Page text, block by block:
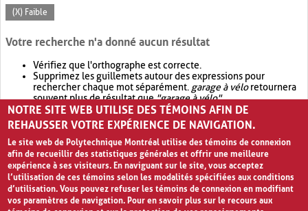
(X) Faible
Votre recherche n'a donné aucun résultat
Vérifiez que l'orthographe est correcte.
Supprimez les guillemets autour des expressions pour
rechercher chaque mot séparément. garage à véloretournera
souvent plus de résultat que"garage à vélo".
Envisagez d'élargir votre recherche avec OR.garage OR vélo
retournera souvent plus de résultat quegarage à vélo
NOTRE SITE WEB UTILISE DES TÉMOINS AFIN DE
REHAUSSER VOTRE EXPÉRIENCE DE NAVIGATION.
Le site web de Polytechnique Montréal utilise des témoins de connexion
afin de recueillir des statistiques générales et offrir une meilleure
expérience à ses visiteurs. En naviguant sur le site, vous acceptez
l’utilisation de ces témoins selon les modalités spécifiées aux conditions
d’utilisation. Vous pouvez refuser les témoins de connexion en modifiant
vos paramètres de navigation. Pour en savoir plus sur le recours aux